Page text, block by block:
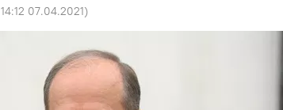
14:12 07.04.2021)